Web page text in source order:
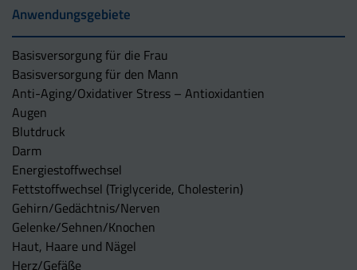
Anwendungsgebiete
Basisversorgung für die Frau
Basisversorgung für den Mann
Anti-Aging/Oxidativer Stress – Antioxidantien
Augen
Blutdruck
Darm
Energiestoffwechsel
Fettstoffwechsel (Triglyceride, Cholesterin)
Gehirn/Gedächtnis/Nerven
Gelenke/Sehnen/Knochen
Haut, Haare und Nägel
Herz/Gefäße